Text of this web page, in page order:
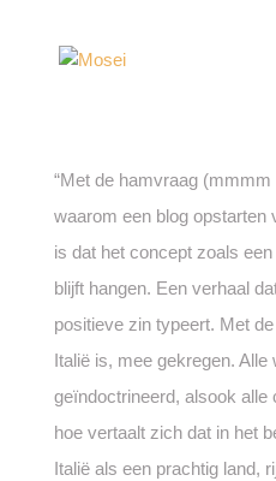
“Met de hamvraag
waarom een blog opstarten
is dat het concept zoals
blijft hangen. Een verhaal
positieve zin typeert. Met
Italië is, mee gekregen. Alle
geïndoctrineerd, alsook
hoe vertaalt zich dat in het
Italië als een prachtig land,